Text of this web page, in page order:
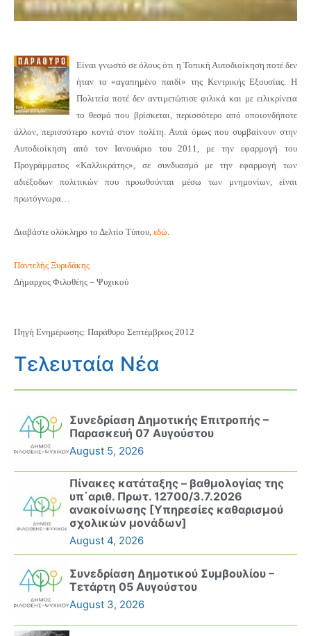
Είναι γνωστό σε όλους ότι η Τοπική Αυτοδιοίκηση ποτέ δεν
ήταν το «αγαπημένο παιδί» της Κεντρικής Εξουσίας. Η
Πολιτεία ποτέ δεν αντιμετώπισε φιλικά και με ειλικρίνεια
το θεσμό που βρίσκεται, περισσότερο από οποιονδήποτε
άλλον, περισσότερο κοντά στον πολίτη. Αυτά όμως που συμβαίνουν στην
Αυτοδιοίκηση από τον Ιανουάριο του 2011, με την εφαρμογή του
Προγράμματος «Καλλικράτης», σε συνδυασμό με την εφαρμογή των
αδιέξοδων πολιτικών που προωθούνται μέσω των μνημονίων, είναι
πρωτόγνωρα…
Διαβάστε ολόκληρο το Δελτίο Τύπου, εδώ
Παντελής Ξυριδάκης
Δήμαρχος Φιλοθέης – Ψυχικού
Πηγή Ενημέρωσης: Παράθυρο Σεπτέμβριος 2012
Τελευταία Νέα
Συνεδρίαση Δημοτικής Επιτροπής –
Παρασκευή 07 Αυγούστου
August 5, 2026
Πίνακες κατάταξης – βαθμολογίας της
υπ΄αριθ. Πρωτ. 12700/3.7.2026
ανακοίνωσης [Υπηρεσίες καθαρισμού
σχολικών μονάδων]
August 4, 2026
Συνεδρίαση Δημοτικού Συμβουλίου –
Τετάρτη 05 Αυγούστου
August 3, 2026